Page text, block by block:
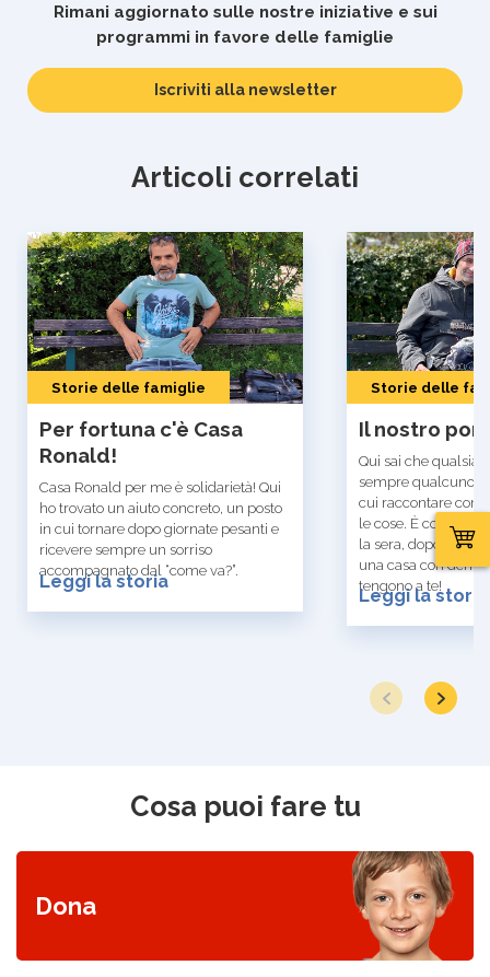
Rimani aggiornato sulle nostre iniziative e sui
programmi in favore delle famiglie
la
tua
Iscriviti alla newsletter
Articoli correlati
Storie delle famiglie
Per fortuna c'è Casa
Ronald!
Casa Ronald per me è solidarietà! Qui
ho trovato un aiuto concreto, un posto
in cui tornare dopo giornate pesanti e
ricevere sempre un sorriso
accompagnato dal “come va?”.
Leggi la storia
Storie delle
Il nostro
Qui sai che qualsiasi
sempre qualcuno
cui raccontare
le cose. È come
la sera, dopo una
una casa con
tengono a te!
Leggi la storia
Cosa puoi fare tu
Dona